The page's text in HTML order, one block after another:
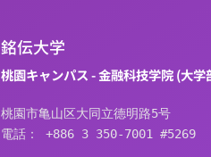
銘伝大学
桃園キャンパス - 金融科技学院 (大学
桃園市亀山区大同立德明路5号
電話： +886 3 350-7001 #5269